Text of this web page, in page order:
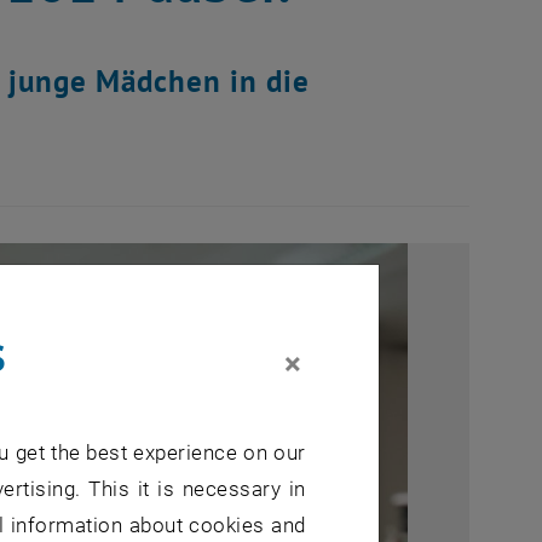
Mädchen in die
×
get the best experience on our
This it is necessary in
about cookies and